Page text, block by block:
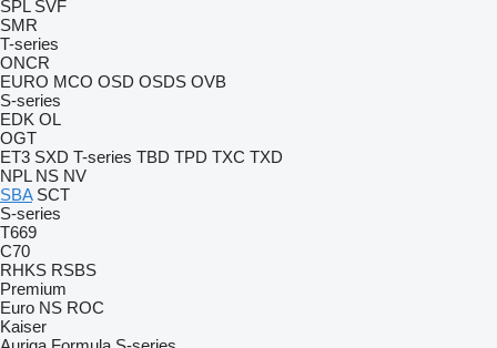
SPL SVF
SMR
T-series
ONCR
EURO MCO OSD OSDS OVB
S-series
EDK OL
OGT
ET3 SXD T-series TBD TPD TXC TXD
NPL NS NV
SBA SCT
S-series
T669
C70
RHKS RSBS
Premium
Euro NS ROC
Kaiser